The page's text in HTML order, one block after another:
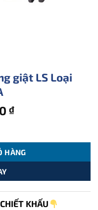
giật LS Loại
₫.
₫Giá
là:
4.750.000 ₫.
HÀNG
KHẤU